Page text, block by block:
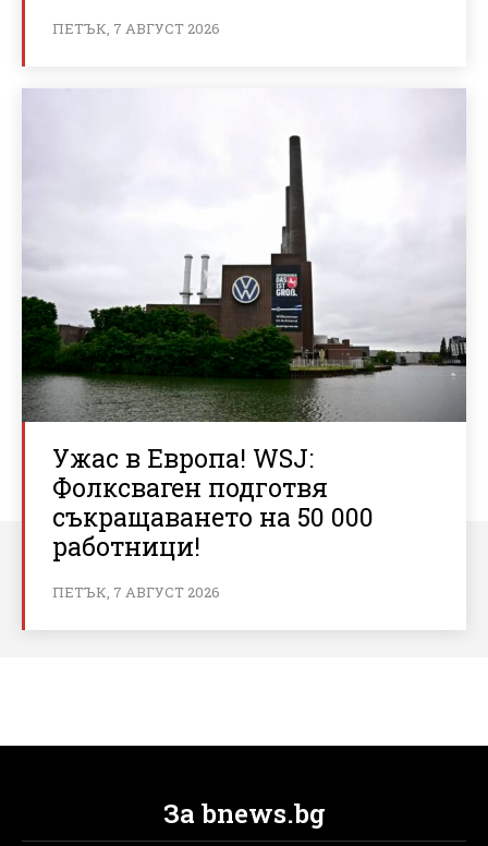
ПЕТЪК, 7 АВГУСТ 2026
Ужас в Европа! WSJ:
Фолксваген подготвя
съкращаването на 50 000
работници!
ПЕТЪК, 7 АВГУСТ 2026
За bnews.bg